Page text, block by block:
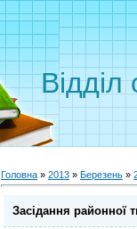
Відділ
Головна » 2013 » Березень »
Засідання районної